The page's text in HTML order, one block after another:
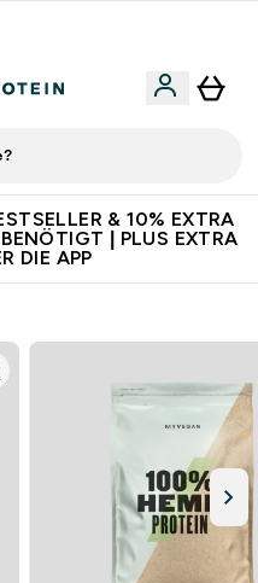
& 10% EXTRA
| PLUS EXTRA
DIE APP